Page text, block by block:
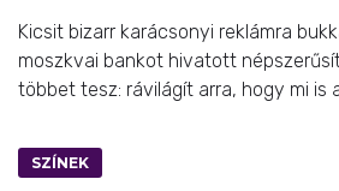
Kicsit bizarr karácsonyi reklámra
moszkvai bankot hivatott
többet tesz: rávilágít arra, hogy mi is a
SZÍNEK